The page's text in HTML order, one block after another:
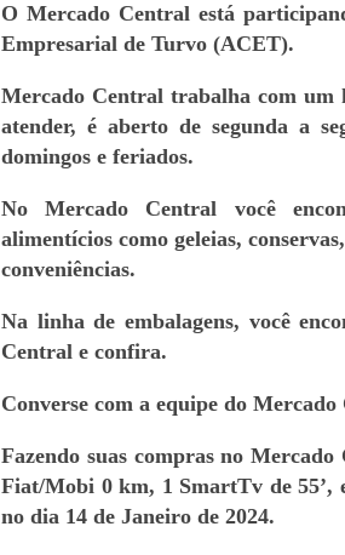
O Mercado Central está
Empresarial de Turvo (ACET).
Mercado Central trabalha com um
atender, é aberto de segunda a
domingos e feriados.
No Mercado Central você
alimentícios como geleias,
conveniências.
Na linha de embalagens, você
Central e confira.
Converse com a equipe do
Fazendo suas compras no
Fiat/Mobi 0 km, 1 SmartTv de 55’,
no dia 14 de Janeiro de 2024.